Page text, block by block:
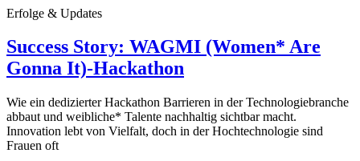
Erfolge & Updates
Success Story: WAGMI (Women* Are
Gonna It)-Hackathon
Wie ein dedizierter Hackathon Barrieren in der Technologiebranche
abbaut und weibliche* Talente nachhaltig sichtbar macht.
Innovation lebt von Vielfalt, doch in der Hochtechnologie sind
Frauen oft